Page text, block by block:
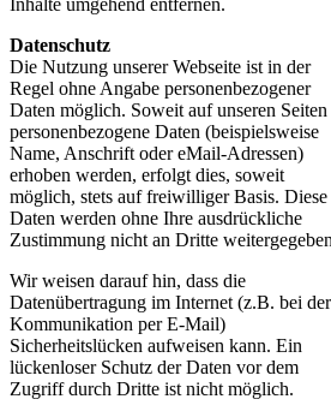
Inhalte umgehend entfernen.
Datenschutz
Die Nutzung unserer Webseite ist in der
Regel ohne Angabe personenbezogener
Daten möglich. Soweit auf unseren Seiten
personenbezogene Daten (beispielsweise
Name, Anschrift oder eMail-Adressen)
erhoben werden, erfolgt dies, soweit
möglich, stets auf freiwilliger Basis. Diese
Daten werden ohne Ihre ausdrückliche
Zustimmung nicht an Dritte
Wir weisen darauf hin, dass die
Datenübertragung im Internet (z.B. bei der
Kommunikation per E-Mail)
Sicherheitslücken aufweisen kann. Ein
lückenloser Schutz der Daten vor dem
Zugriff durch Dritte ist nicht möglich.